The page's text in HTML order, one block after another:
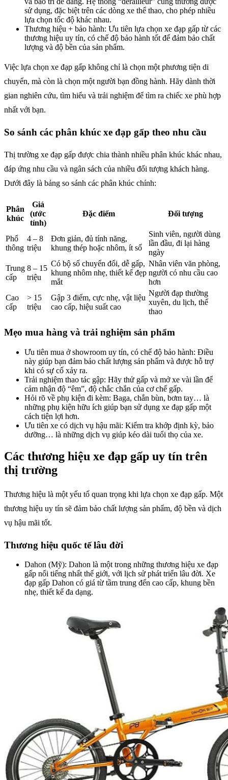
sử dụng, đặc biệt trên các dòng xe thể thao, cho phép nhiều
lựa chọn tốc độ khác nhau.
Thương hiệu + bảo hành: Ưu tiên lựa chọn xe đạp gấp từ các
thương hiệu uy tín, có chế độ bảo hành tốt để đảm bảo chất
lượng và độ bền của sản phẩm.
Việc lựa chọn xe đạp gấp không chỉ là chọn một phương tiện di
chuyển, mà còn là chọn một người bạn đồng hành. Hãy dành thời
gian nghiên cứu, tìm hiểu và trải nghiệm để tìm ra chiếc xe phù hợp
nhất với bạn.
So sánh các phân khúc xe đạp gấp theo nhu cầu
Thị trường xe đạp gấp được chia thành nhiều phân khúc khác nhau,
đáp ứng nhu cầu và ngân sách của nhiều đối tượng khách hàng.
Dưới đây là bảng so sánh các phân khúc chính:
Phân
khúc
Giá
(ước
tính)
Đặc điểm Đối tượng
Phổ
thông
4 – 8
triệu
Đơn giản, đủ tính năng,
khung thép hoặc nhôm, ít số
Sinh viên, người dùng
lần đầu, đi lại hàng
ngày
Trung
cấp
8 – 15
triệu
Có bộ số chuyển đổi, dễ gấp,
khung nhôm nhẹ, thiết kế đẹp
mắt
Nhân viên văn phòng,
người có nhu cầu cao
hơn
Cao
cấp
> 15
triệu
Gập 3 điểm, cực nhẹ, vật liệu
cao cấp, hiệu suất cao
Người đạp thường
xuyên, du lịch, thể
thao
Mẹo mua hàng và trải nghiệm sản phẩm
Ưu tiên mua ở showroom uy tín, có chế độ bảo hành: Điều
này giúp bạn đảm bảo chất lượng sản phẩm và được hỗ trợ
khi có sự cố xảy ra.
Trải nghiệm thao tác gập: Hãy thử gấp và mở xe vài lần để
cảm nhận độ “êm”, độ chắc chắn của cơ chế gấp.
Hỏi rõ về phụ kiện đi kèm: Baga, chắn bùn, bơm tay… là
những phụ kiện hữu ích giúp bạn sử dụng xe đạp gấp một
cách tiện lợi hơn.
Ưu tiên xe có dịch vụ hậu mãi: Kiểm tra khớp định kỳ, bảo
dưỡng… là những dịch vụ giúp kéo dài tuổi thọ của xe.
Các thương hiệu xe đạp gấp uy tín trên
thị trường
Thương hiệu là một yếu tố quan trọng khi lựa chọn xe đạp gấp. Một
thương hiệu uy tín sẽ đảm bảo chất lượng sản phẩm, độ bền và dịch
vụ hậu mãi tốt.
Thương hiệu quốc tế lâu đời
Dahon (Mỹ): Dahon là một trong những thương hiệu xe đạp
gấp nổi tiếng nhất thế giới, với lịch sử phát triển lâu đời. Xe
đạp gấp Dahon có giá từ tầm trung đến cao cấp, khung bền
nhẹ, thiết kế đa dạng.